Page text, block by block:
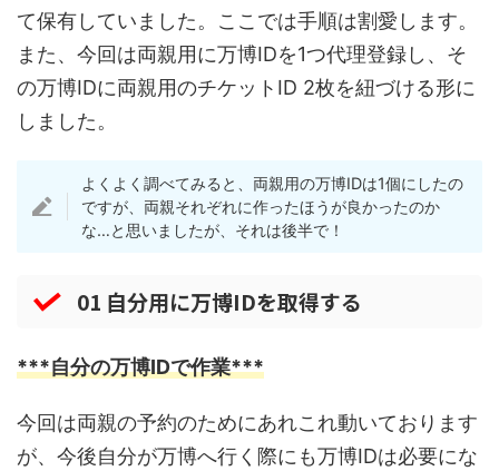
て保有していました。ここでは手順は割愛します。
また、今回は両親用に万博IDを1つ代理登録し、そ
の万博IDに両親用のチケットID 2枚を紐づける形に
しました。
よくよく調べてみると、両親用の万博IDは1個にしたの
ですが、両親それぞれに作ったほうが良かったのか
な…と思いましたが、それは後半で！
01 自分用に万博IDを取得する
***自分の万博IDで作業***
今回は両親の予約のためにあれこれ動いております
が、今後自分が万博へ行く際にも万博IDは必要にな